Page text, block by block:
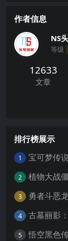
作者信息
NS
等级
12633
文章
排行榜展示
1 宝可梦传
2
3
4
5 悟空黑色